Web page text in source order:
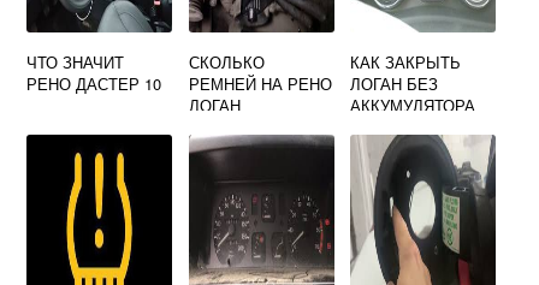
ЧТО ЗНАЧИТ
РЕНО ДАСТЕР 10
СКОЛЬКО
РЕМНЕЙ НА РЕНО
ЛОГАН
КАК ЗАКРЫТЬ
ЛОГАН БЕЗ
АККУМУЛЯТОРА
ДВЕРИ